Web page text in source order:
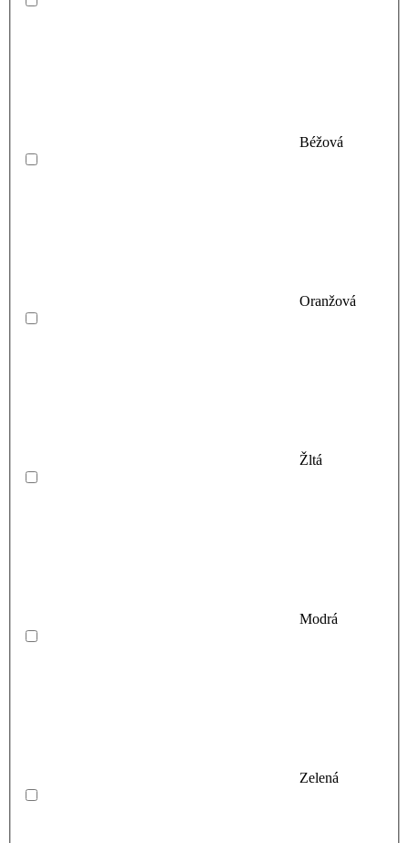
Béžová
Oranžová
Žltá
Modrá
Zelená